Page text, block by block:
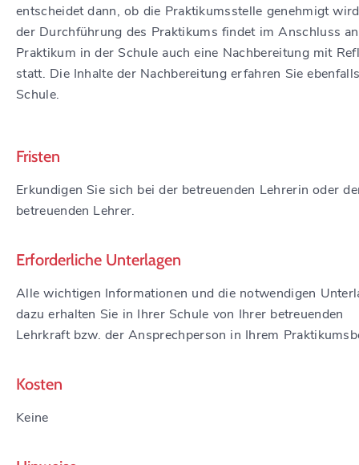
entscheidet dann, ob die Praktikumsstelle genehmigt
der Durchführung des Praktikums findet im Anschluss
Praktikum in der Schule auch eine Nachbereitung mit
statt. Die Inhalte der Nachbereitung erfahren Sie
Schule.
Fristen
Erkundigen Sie sich bei der betreuenden Lehrerin oder
betreuenden Lehrer.
Erforderliche Unterlagen
Alle wichtigen Informationen und die notwendigen
dazu erhalten Sie in Ihrer Schule von Ihrer betreuenden
Lehrkraft bzw. der Ansprechperson in Ihrem
Kosten
Keine